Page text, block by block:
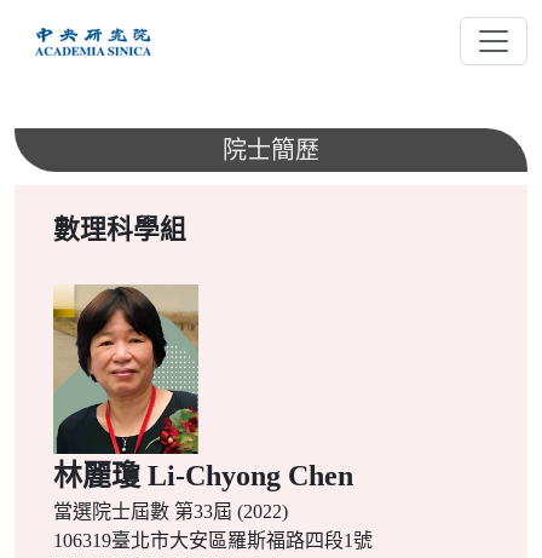
內
院士簡歷
數理科學組
林麗瓊 Li-Chyong Chen
當選院士屆數 第33屆 (2022)
106319臺北市大安區羅斯福路四段1號